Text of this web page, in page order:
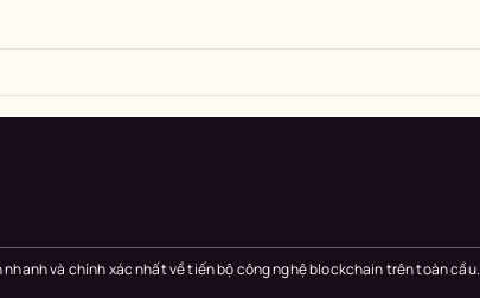
và chính xác nhất về tiến bộ công nghệ blockchain trên toàn cầu.